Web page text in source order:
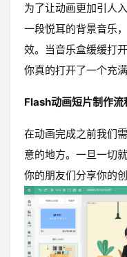
为了让动画更加引人
一段悦耳的背景音乐
效。当音乐盒缓缓打
你真的打开了一个充
Flash动画短片制作
在动画完成之前我们
意的地方。一旦一切
你的朋友们分享你的创